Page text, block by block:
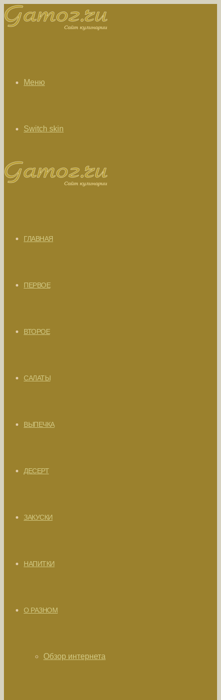
Меню
Switch skin
ГЛАВНАЯ
ПЕРВОЕ
ВТОРОЕ
САЛАТЫ
ВЫПЕЧКА
ДЕСЕРТ
ЗАКУСКИ
НАПИТКИ
О РАЗНОМ
Обзор интернета